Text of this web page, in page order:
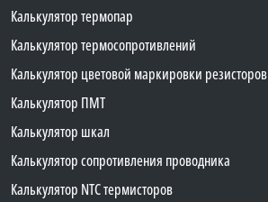
Калькулятор термопар
Калькулятор термосопротивлений
Калькулятор цветовой маркировки резисторов
Калькулятор ПМТ
Калькулятор шкал
Калькулятор сопротивления проводника
Калькулятор NTC термисторов